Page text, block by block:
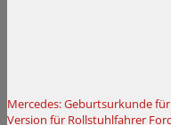
Mercedes: Geburtsurkunde
Version für Rollstuhlfahrer